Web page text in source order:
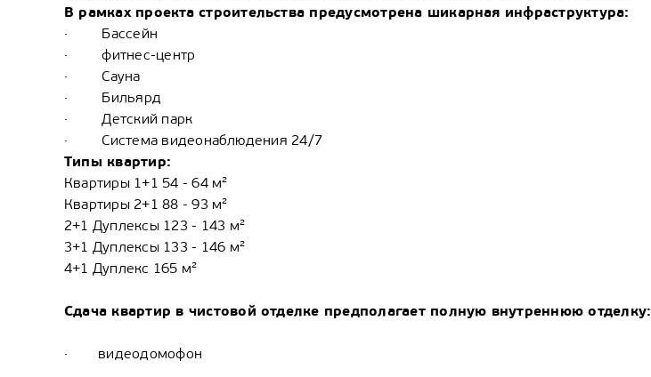
В рамках проектастроительства предусмотрена шикарная инфраструктура:
· Бассейн
· фитнес-центр
· Сауна
· Бильярд
· Детский парк
· Система видеонаблюдения 24/7
Типы квартир:
Квартиры 1+1 54 - 64 м²
Квартиры 2+1 88 - 93 м²
2+1 Дуплексы 123 - 143 м²
3+1 Дуплексы 133 - 146 м²
4+1 Дуплекс 165 м²
Сдача квартир в чистовой отделке предполагает полную внутреннюю отделку:
· видеодомофон